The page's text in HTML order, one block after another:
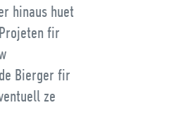
hinaus huet
fir
Bierger fir
ze